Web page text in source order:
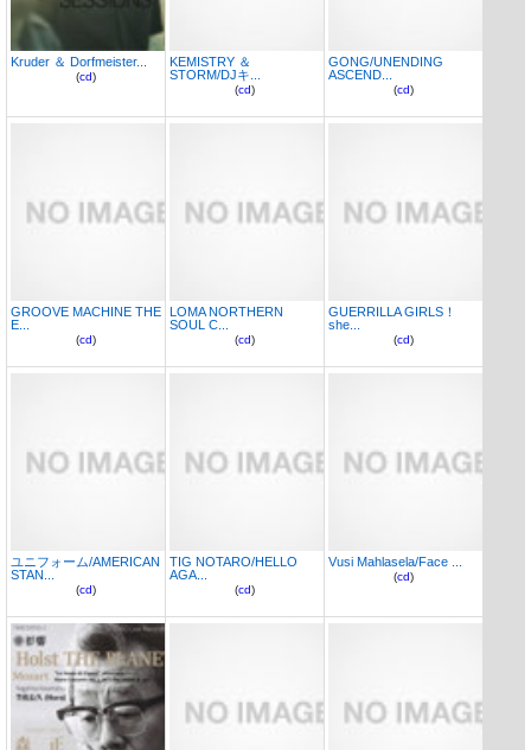
Kruder ＆ Dorfmeister...
(cd)
KEMISTRY ＆
STORM/DJキ...
(cd)
GONG/UNENDING
ASCEND...
(cd)
GROOVE MACHINE THE
E...
(cd)
LOMA NORTHERN
SOUL C...
(cd)
GUERRILLA GIRLS！
she...
(cd)
ユニフォーム/AMERICAN
STAN...
(cd)
TIG NOTARO/HELLO
AGA...
(cd)
Vusi Mahlasela/Face ...
(cd)